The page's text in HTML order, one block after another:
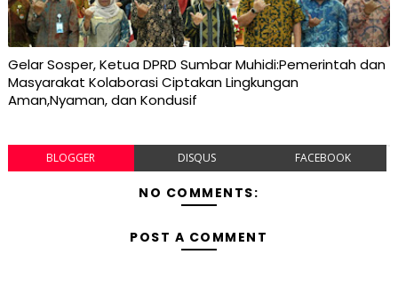
Gelar Sosper, Ketua DPRD Sumbar Muhidi:Pemerintah dan
Masyarakat Kolaborasi Ciptakan Lingkungan
Aman,Nyaman, dan Kondusif
BLOGGER DISQUS FACEBOOK
NO COMMENTS:
POST A COMMENT